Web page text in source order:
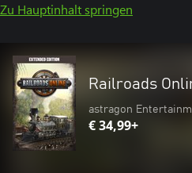
Zu Hauptinhalt springen
Railroads
astragon
€ 34,99+